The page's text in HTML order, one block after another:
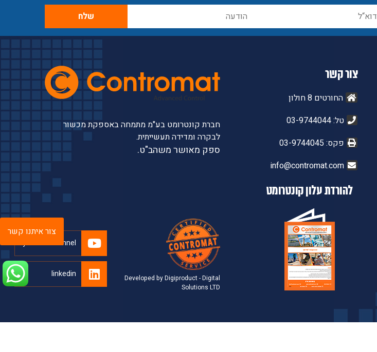
צור איתנו קשר
צור קשר
החורטים 8 חולון
טל: 03-9744044
פקס: 03-9744045
info@contromat.com
להורדת עלון קונטרומט
חברת קונטרומט בע"מ מתמחה באספקת מכשור
לבקרה ומדידה תעשייתית.
ספק מאושר משהב"ט.
Developed by Digiproduct - Digital
Solutions LTD
youtube channel
linkedin